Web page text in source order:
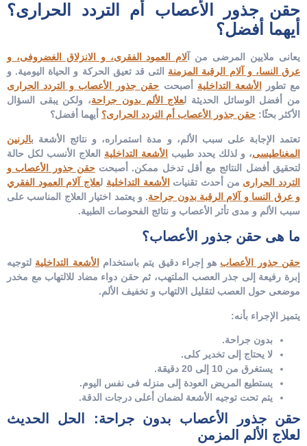
حقن جذور الأعصاب أم التردد الحرارى؟
أيهما أفضل؟
يعانى ملايين المرضى من آ لام العمود الفقرى، و الانزلاق الغضروفى، و
عرق النسا، و آلام الرقبة المزمنة التى قد تعيق الحركة و الحياة اليومية. و
مع تطور
الأشعة التداخلية أصبحت حقن جذور الأعصاب و التردد الحرارى
من أفضل الوسائل الحديثة لعلاج الألم بدون جراحة، ولكن يبقى السؤال
الأكثر بحثًا: حقن جذور الأعصاب أم التردد الحرارى؟ أيهما أفضل؟
تعتمد الإجابة على سبب الألم، و مدة استمراره، و نتائج الأشعة بالرنين
المغناطيسى، و لذلك يحدد طبيب الأشعة التداخلية العلاج الأنسب لكل حالة
لتحقيق أفضل النتائج مع أقل تدخل ممكن.
أصبحتحقن جذور الأعصاب و
التردد الحرارى من أحدث تقنيات الأشعة التداخلية لعلاج آلام العمود الفقري
و عرق النسا و آلام الرقبة بدون جراحة. و يعتمد اختيار العلاج المناسب على
سبب الألم و مدى تأثر الأعصاب و نتائج الفحوصات الطبية.
ما هى حقن جذور الأعصاب؟
حقن جذور الأعصاب هو إجراء دقيق يتم باستخدام الأشعة التداخلية لتوجيه
إبرة رفيعة إلى جذر العصب الملتهب، ثم حقن دواء مضاد للالتهاب مع مخدر
موضعى حول العصب لتقليل الالتهاب و تخفيف الألم.
يتميز الإجراء بأنه:
بدون جراحة.
لا يحتاج إلى تخدير كلى.
يستغرق من 10 إلى 20 دقيقة.
يستطيع المريض العودة إلى منزله فى نفس اليوم.
يتم تحت توجيه الأشعة لضمان أعلى درجات الدقة.
حقن جذور الأعصاب بدون جراحة: الحل الحديث
لعلاج الألم المزمن